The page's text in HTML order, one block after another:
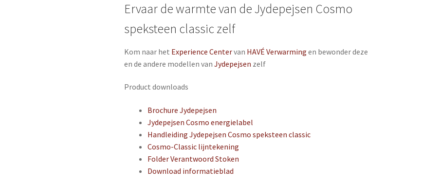
Ervaar de warmte van de Jydepejsen Cosmo
speksteen classic zelf
Kom naar het Experience Centervan HAVÉ Verwarming en bewonder deze
en de andere modellen vanJydepejsen zelf
Product downloads
Brochure Jydepejsen
Jydepejsen Cosmo energielabel
Handleiding Jydepejsen Cosmo speksteen classic
Cosmo-Classic lijntekening
Folder Verantwoord Stoken
Download informatieblad